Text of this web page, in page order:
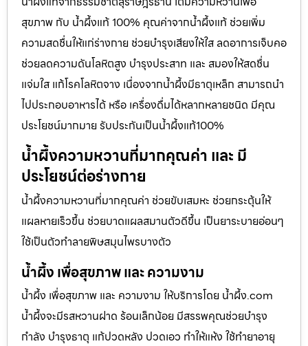
สุขภาพ กับ น้ำผึ้งแท้ 100% คุณค่าจากน้ำผึ้งแท้ ช่วยเพิ่ม
ความสดชื่นให้แก่ร่างกาย ช่วยบำรุงเสียงให้ใส ลดอาการเจ็บคอ
ช่วยลดความดันโลหิตสูง บำรุงประสาท และ สมองให้สดชื่น
แจ่มใส แก้โรคโลหิตจาง เนื่องจากน้ำผึ้งมีธาตุเหล็ก สามารถนำ
ไปประกอบอาหารได้ หรือ เครื่องดื่มได้หลากหลายชนิด มีคุณ
ประโยชน์มากมาย รับประกันเป็นน้ำผึ้งแท้100%
น้ำผึ้งความหวานที่มากคุณค่า และ มี
ประโยชน์ต่อร่างกาย
น้ำผึ้งความหวานที่มากคุณค่า ช่วยขับเสมหะ ช่วยกระตุ้นให้
แผลหายเร็วขึ้น ช่วยบาดแผลสมานตัวดีขึ้น เป็นยาระบายอ่อนๆ
ใช้เป็นตัวทำลายพิษสมุนไพรบางตัว
น้ำผึ้ง เพื่อสุขภาพ และ ความงาม
น้ำผึ้ง เพื่อสุขภาพ และ ความงาม ให้บริการโดย น้ำผึ้ง.com
น้ำผึ้งจะมีรสหวานฝาด ร้อนเล็กน้อย มีสรรพคุณช่วยบำรุง
กำลัง บำรุงธาตุ แก้ปวดหลัง ปวดเอว ทำให้แห้ง ใช้ทำยาอายุ